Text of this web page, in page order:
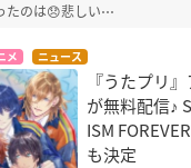
たのは😞悲しい⋯
メ ニュース
『うたプリ
が無料配信♪
ISM
も決定